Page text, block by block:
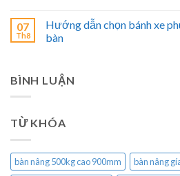
07
Th8
Hướng dẫn chọn bánh xe
bàn
BÌNH LUẬN
TỪ KHÓA
bàn nâng 500kg cao 900mm bàn nâng